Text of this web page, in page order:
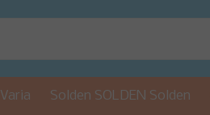
Varia Solden SOLDEN Solden